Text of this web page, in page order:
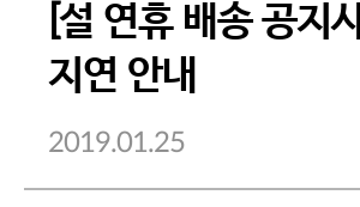
츄츄안나 에
[설 연휴 배송 공지
지연 안내
2019.01.25